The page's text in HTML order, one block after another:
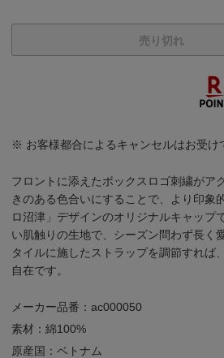
売り切れ
※ お客様都合によるキャンセルはお受け
フロントに添えたボックスロゴ刺繍がア
きのある色合いにすることで、より印象
ロ沼津」デザインのオリジナルキャップ
い肌触りの生地で、シーズン問わず長く
タイルに施したストラップを調節すれば
自在です。
メーカー品番：ac000050
素材：綿100%
原産国：ベトナム